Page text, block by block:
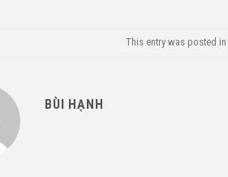
This entry was posted in
BÙI HẠNH